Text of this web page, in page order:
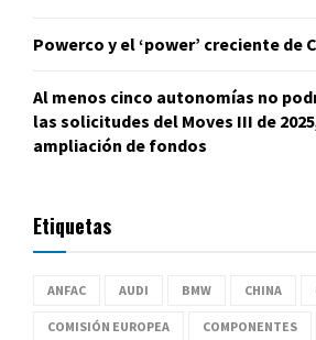
Powerco y el ‘power’ creciente de
Al menos cinco autonomías no
las solicitudes del Moves III de
ampliación de fondos
Etiquetas
ANFAC AUDI BMW CHINA
COMISIÓN EUROPEA COMPONENTES